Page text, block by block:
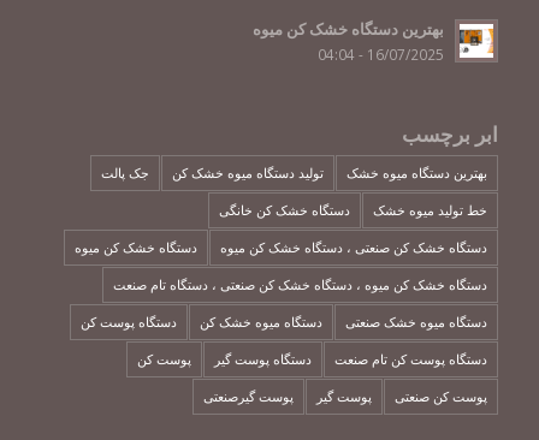
بهترین دستگاه خشک کن میوه
16/07/2025 - 04:04
ابر برچسب
بهترین دستگاه میوه خشک تولید دستگاه میوه خشک کن جک پالت
خط تولید میوه خشک دستگاه خشک کن خانگی
دستگاه خشک کن صنعتی ، دستگاه خشک کن میوه دستگاه خشک کن میوه
دستگاه خشک کن میوه ، دستگاه خشک کن صنعتی ، دستگاه تام صنعت
دستگاه میوه خشک صنعتی دستگاه میوه خشک کن دستگاه پوست کن
دستگاه پوست کن تام صنعت دستگاه پوست گیر پوست کن
پوست کن صنعتی پوست گیر پوست گیرصنعتی